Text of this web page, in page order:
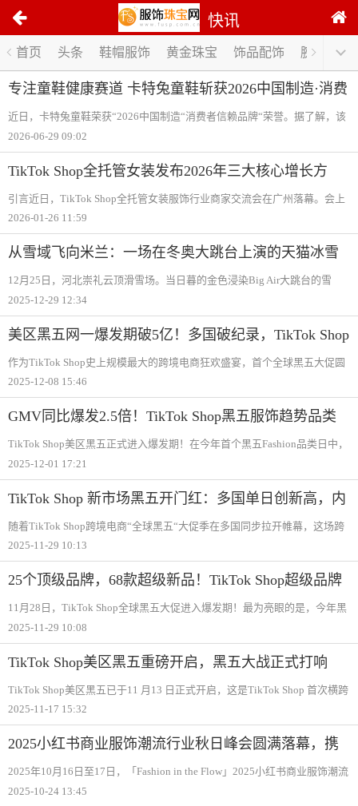
快讯
首页 头条 鞋帽服饰 黄金珠宝 饰品配饰 腕表手表
1/0
专注童鞋健康赛道 卡特兔童鞋斩获2026中国制造·消费
者信赖品牌
近日，卡特兔童鞋荣获“2026中国制造“消费者信赖品牌“荣誉。据了解，该
奖项由中国工业报社颁发。此次获奖，是对卡特兔长期专注童鞋领域、持
2026-06-29 09:02
TikTok Shop全托管女装发布2026年三大核心增长方
向！政策扶持加码！
引言近日，TikTok Shop全托管女装服饰行业商家交流会在广州落幕。会上
TikTok Shop全托管服饰行业负责人王建鹏公布TikTok Shop全托管女装行业
遇，TikTok
2026-01-26 11:59
从雪域飞向米兰：一场在冬奥大跳台上演的天猫冰雪
三部曲
12月25日，河北崇礼云顶滑雪场。当日暮的金色浸染Big Air大跳台的雪
道，一场前所未见的“冰雪交响“在此上演——在Big Air大跳台变身的巨幕之
2025-12-29 12:34
美区黑五网一爆发期破5亿！多国破纪录，TikTok Shop
成为中国商家出海新主场
作为TikTok Shop史上规模最大的跨境电商狂欢盛宴，首个全球黑五大促圆
满收官。•据悉，全球多国生意刷新纪录，美区黑五网一爆发期交易额直接
2025-12-08 15:46
GMV同比爆发2.5倍！TikTok Shop黑五服饰趋势品类
日创新高
TikTok Shop美区黑五正式进入爆发期！在今年首个黑五Fashion品类日中，
跨境自运营(POP)服饰商家整体成绩再度上扬，GMV同比爆发2.5倍，登上
2025-12-01 17:21
TikTok Shop 新市场黑五开门红：多国单日创新高，内
容场放大GMV爆发
随着TikTok Shop跨境电商“全球黑五“大促季在多国同步拉开帷幕，这场跨
时区的大促战役已经从美区首周“开门红“，延展为英国、德国、法国、意大
国、
2025-11-29 10:13
25个顶级品牌，68款超级新品！TikTok Shop超级品牌
日引爆黑五购物狂欢！
11月28日，TikTok Shop全球黑五大促进入爆发期！最为亮眼的是，今年黑
五的“Super Brand Day（超级品牌日）“携手25个全球顶级品牌，推出68款
EcoFlow、Wavytalk等多个
2025-11-29 10:08
TikTok Shop美区黑五重磅开启，黑五大战正式打响
TikTok Shop美区黑五已于11 月13 日正式开启，这是TikTok Shop 首次横跨
多市场开展的黑五大促季，由美区率先启动，并以更清晰的三段式节奏展
2025-11-17 15:32
2025小红书商业服饰潮流行业秋日峰会圆满落幕，携
手品牌共探“场景驱动增长”营销新范式
2025年10月16日至17日，「Fashion in the Flow」2025小红书商业服饰潮流
行业秋日峰会在上海成功举办。这场为期两天的行业聚会，通过一场高层
2025-10-24 13:45